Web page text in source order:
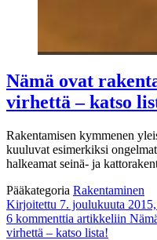
Nämä ovat
virhettä – katso
Rakentamisen kymmenen
kuuluvat esimerkiksi
halkeamat seinä- ja
Pääkategoria Rakentaminen
Kirjoitettu 7. joulukuuta
6 kommenttia artikkeliin
virhettä – katso lista!